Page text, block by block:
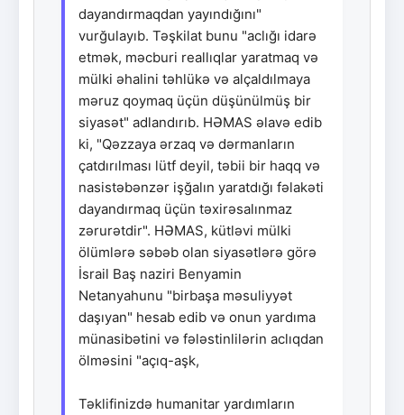
dayandırmaqdan yayındığını"
vurğulayıb. Təşkilat bunu "aclığı idarə
etmək, məcburi reallıqlar yaratmaq və
mülki əhalini təhlükə və alçaldılmaya
məruz qoymaq üçün düşünülmüş bir
siyasət" adlandırıb. HƏMAS əlavə edib
ki, "Qəzzaya ərzaq və dərmanların
çatdırılması lütf deyil, təbii bir haqq və
nasistəbənzər işğalın yaratdığı fəlakəti
dayandırmaq üçün təxirəsalınmaz
zərurətdir". HƏMAS, kütləvi mülki
ölümlərə səbəb olan siyasətlərə görə
İsrail Baş naziri Benyamin
Netanyahunu "birbaşa məsuliyyət
daşıyan" hesab edib və onun yardıma
münasibətini və fələstinlilərin aclıqdan
ölməsini "açıq-aşk,
Təklifinizdə humanitar yardımların